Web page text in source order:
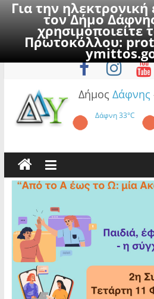
Για την
τον Δήμο
χρησιμοποιείτε
Πρωτοκόλλου:
to
Πέμπτη, 6
Δήμος Δάφνης
Δάφνη33°C